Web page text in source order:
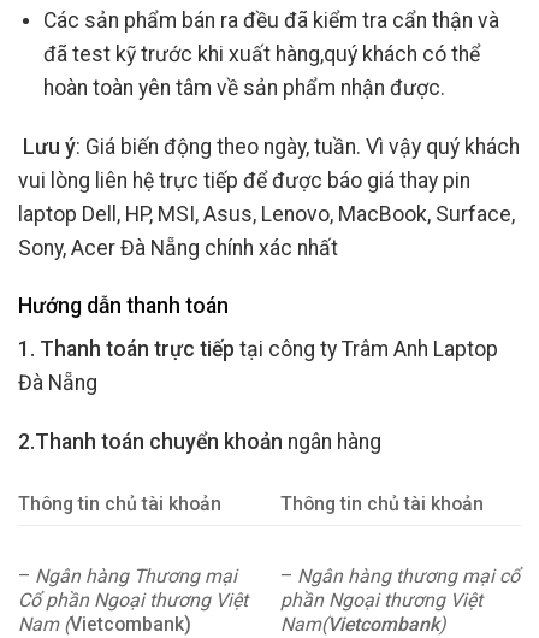
Các sản phẩm bán ra đều đã kiểm tra cẩn thận và
đã test kỹ trước khi xuất hàng,quý khách có thể
hoàn toàn yên tâm về sản phẩm nhận được.
Lưu ý: Giá biến động theo ngày, tuần. Vì vậy quý khách
vui lòng liên hệ trực tiếp để được báo giá thay pin
laptop Dell, HP, MSI, Asus, Lenovo, MacBook, Surface,
Sony, Acer Đà Nẵng chính xác nhất
Hướng dẫn thanh toán
1. Thanh toán trực tiếp tại công ty Trâm Anh Laptop
Đà Nẵng
2.Thanh toán chuyển khoản ngân hàng
Thông tin chủ tài khoản Thông tin chủ tài khoản
– Ngân hàng Thương mại
Cổ phần Ngoại thương Việt
Nam (Vietcombank)
– Ngân hàng thương mại cổ
phần Ngoại thương Việt
Nam(Vietcombank)